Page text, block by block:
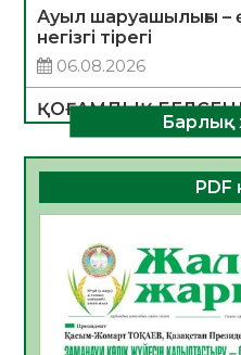
Ауыл шаруашылығы –
негізгі тірегі
06.08.2026
ҚОҒАМДЫҚ
ДАМУЫНЫҢ НЕГІЗІ
06.08.2026
ҚҰРЫЛТАЙ
06.08.2026
Инфекциялық
жұмыстарының
06.08.2026
Барлық
PDF